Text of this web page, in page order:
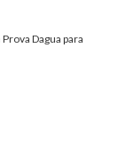
Dagua para